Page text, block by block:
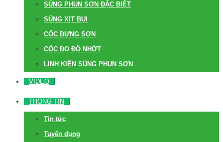
SÚNG PHUN SƠN ĐẶC BIỆT
SÚNG XỊT BỤI
CỐC ĐỰNG SƠN
CỐC ĐO ĐỘ NHỚT
LINH KIỆN SÚNG PHUN SƠN
VIDEO
THÔNG TIN
Tin tức
Tuyển dụng